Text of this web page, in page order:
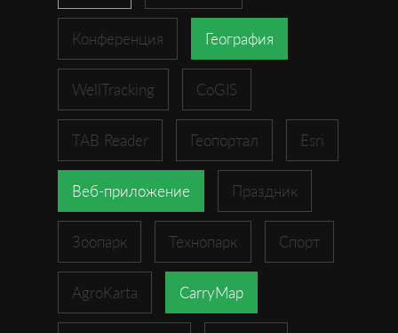
Конференция География
WellTracking CoGIS
TAB Reader Геопортал Esri
Веб-приложение Праздник
Зоопарк Технопарк Спорт
AgroKarta CarryMap